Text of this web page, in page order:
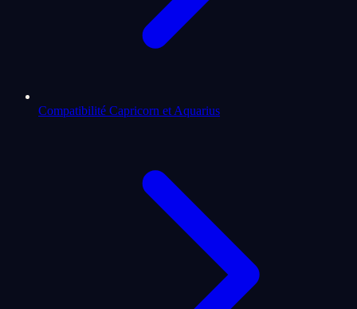
Compatibilité Capricorn et Aquarius